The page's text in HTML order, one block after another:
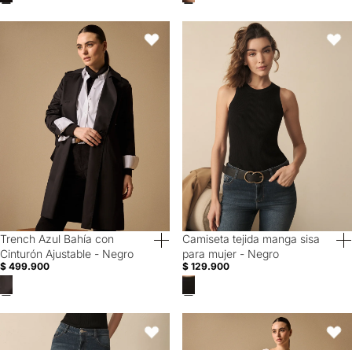
Trench Azul Bahía con Cinturón Ajustable - Negro
40% Off
Trench Azul Bahía con
Cinturón Ajustable - Negro
$ 499.900
Favoritos
Camiseta tejida manga sisa
40% Off
Camiseta tejida manga sisa
para mujer - Negro
$ 129.900
Jean Slim para mujer - Azul
Favoritos
Pantalón tipo legging para mujer